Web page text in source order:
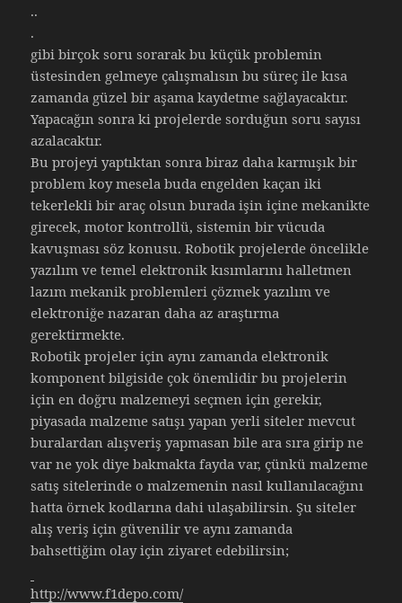
..
.
gibi birçok soru sorarak bu küçük problemin
üstesinden gelmeye çalışmalısın bu süreç ile kısa
zamanda güzel bir aşama kaydetme sağlayacaktır.
Yapacağın sonra ki projelerde sorduğun soru sayısı
azalacaktır.
Bu projeyi yaptıktan sonra biraz daha karmışık bir
problem koy mesela buda engelden kaçan iki
tekerlekli bir araç olsun burada işin içine mekanikte
girecek, motor kontrollü, sistemin bir vücuda
kavuşması söz konusu. Robotik projelerde öncelikle
yazılım ve temel elektronik kısımlarını halletmen
lazım mekanik problemleri çözmek yazılım ve
elektroniğe nazaran daha az araştırma
gerektirmekte.
Robotik projeler için aynı zamanda elektronik
komponent bilgiside çok önemlidir bu projelerin
için en doğru malzemeyi seçmen için gerekir,
piyasada malzeme satışı yapan yerli siteler mevcut
buralardan alışveriş yapmasan bile ara sıra girip ne
var ne yok diye bakmakta fayda var, çünkü malzeme
satış sitelerinde o malzemenin nasıl kullanılacağını
hatta örnek kodlarına dahi ulaşabilirsin. Şu siteler
alış veriş için güvenilir ve aynı zamanda
bahsettiğim olay için ziyaret edebilirsin;
http://www.f1depo.com/